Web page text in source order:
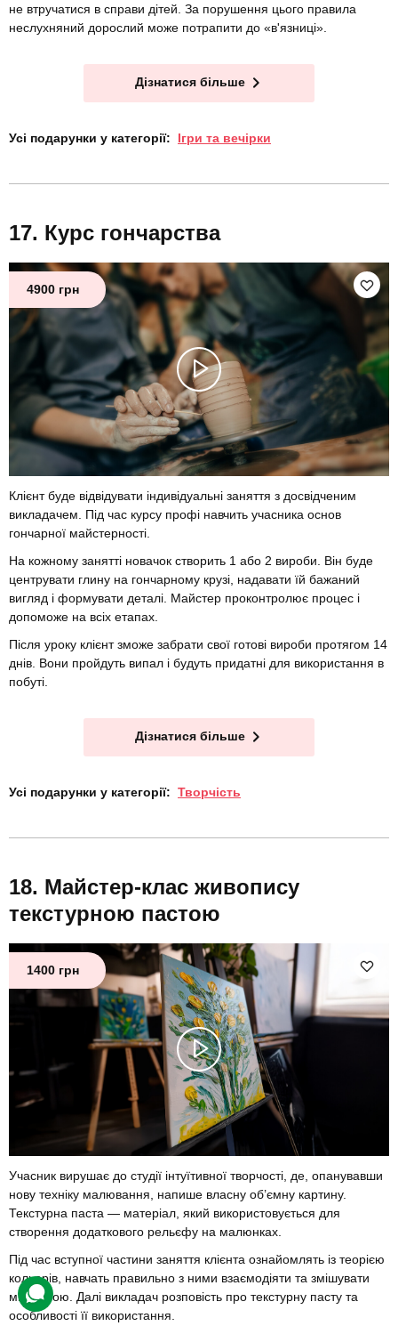
не втручатися в справи дітей. За порушення цього правила
неслухняний дорослий може потрапити до «в'язниці».
Дізнатися більше
Усі подарунки у категорії: Ігри та вечірки
Курс гончарства
4900 грн
Клієнт буде відвідувати індивідуальні заняття з досвідченим
викладачем. Під час курсу профі навчить учасника основ
гончарної майстерності.
На кожному занятті новачок створить 1 або 2 вироби. Він буде
центрувати глину на гончарному крузі, надавати їй бажаний
вигляд і формувати деталі. Майстер проконтролює процес і
допоможе на всіх етапах.
Після уроку клієнт зможе забрати свої готові вироби протягом 14
днів. Вони пройдуть випал і будуть придатні для використання в
побуті.
Дізнатися більше
Усі подарунки у категорії: Творчість
Майстер-клас живопису
текстурною пастою
1400 грн
Учасник вирушає до студії інтуїтивної творчості, де, опанувавши
нову техніку малювання, напише власну об’ємну картину.
Текстурна паста — матеріал, який використовується для
створення додаткового рельєфу на малюнках.
Під час вступної частини заняття клієнта ознайомлять із теорією
кольорів, навчать правильно з ними взаємодіяти та змішувати
між собою. Далі викладач розповість про текстурну пасту та
особливості її використання.